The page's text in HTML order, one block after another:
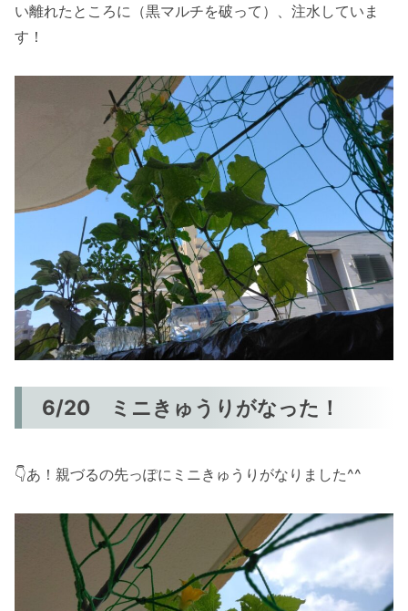
い離れたところに（黒マルチを破って）、注水していま
す！
6/20 ミニきゅうりがなった！
👇あ！親づるの先っぽにミニきゅうりがなりました^^